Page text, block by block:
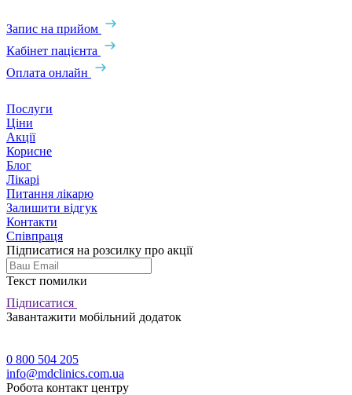
Запис на прийом
Кабінет пацієнта
Оплата онлайн
Послуги
Ціни
Акції
Корисне
Блог
Лікарі
Питання лікарю
Залишити відгук
Контакти
Співпраця
Підписатися на розсилку про акції
Текст помилки
Підписатися
Завантажити мобільний додаток
0 800 504 205
info@mdclinics.com.ua
Робота контакт центру